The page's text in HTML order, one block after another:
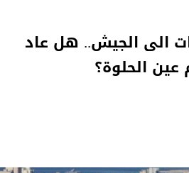
الى الجيش.. هل عاد
الحلوة؟